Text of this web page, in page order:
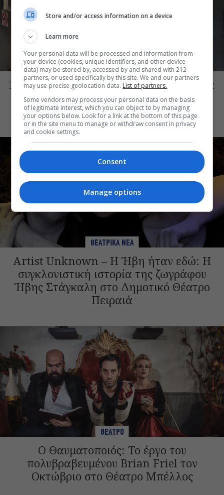
ΘΕΑΤΡΟ
Μια μικρή παρηγοριά: Πέντε διηγήματα
του Ρέυμοντ Κάρβερ γίνονται
παράσταση στο studio Μαυρομιχάλη
ΘΕΑΤΡΙΚΑ ΝΕΑ
Artist Unknown – Η Ήβη ήταν εδώ: Η
συγκλονιστική ιστορία της ζωγράφου
Ήβης Στάγκαλη στο Δημοτικό Θέατρο
Πειραιά
ΘΕΑΤΡΟ
Ο Θαυματοποιός: Το έργο του
πολυβραβευμένου Brian Friel τον
Οκτώβριο στο Θέατρο Μπέλλος
Store and/or access information on a device
Learn more
Your personal data will be processed and information from
your device (cookies, unique identifiers, and other device
data) may be stored by, accessed by and shared with 212
partners, or used specifically by this site. We and our partners
may use precise geolocation data. List of partners.
Some vendors may process your personal data on the basis
of legitimate interest, which you can object to by managing
your options below. Look for a link at the bottom of this page
or in the site menu to manage or withdraw consent in privacy
and cookie settings.
Consent
Manage options